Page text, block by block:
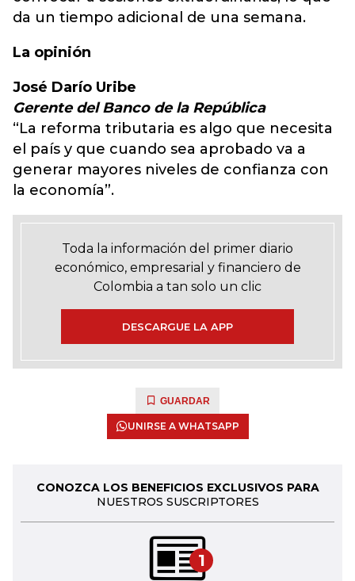
da un tiempo adicional de una semana.
La opinión
José Darío Uribe
Gerente del Banco de la República
“La reforma tributaria es algo que necesita
el país y que cuando sea aprobado va a
generar mayores niveles de confianza con
la economía”.
Toda la información del primer diario
económico, empresarial y financiero de
Colombia a tan solo un clic
DESCARGUE LA APP
GUARDAR
UNIRSE A WHATSAPP
CONOZCA LOS BENEFICIOS EXCLUSIVOS PARA
NUESTROS SUSCRIPTORES
1